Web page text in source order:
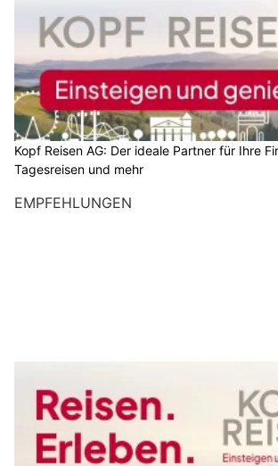
Kopf Reisen AG: Der ideale Partner für Ihre
Tagesreisen und mehr
EMPFEHLUNGEN